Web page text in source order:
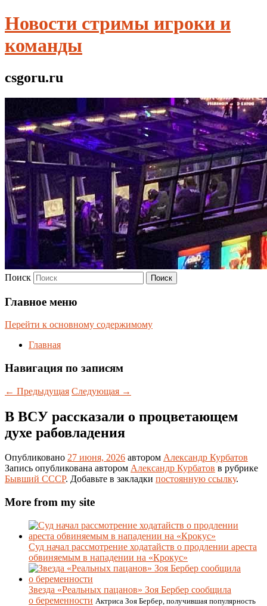
Новости стримы игроки и
команды
csgoru.ru
Поиск
Главное меню
Перейти к основному содержимому
Главная
Навигация по записям
← Предыдущая Следующая →
В ВСУ рассказали о процветающем
духе рабовладения
Опубликовано 27 июня, 2026 автором Александр Курбатов
Запись опубликована автором Александр Курбатов в рубрике
Бывший СССР. Добавьте в закладки постоянную ссылку.
More from my site
Суд начал рассмотрение ходатайств о продлении ареста
обвиняемым в нападении на «Крокус»
Звезда «Реальных пацанов» Зоя Бербер сообщила
о беременности Актриса Зоя Бербер, получившая популярность